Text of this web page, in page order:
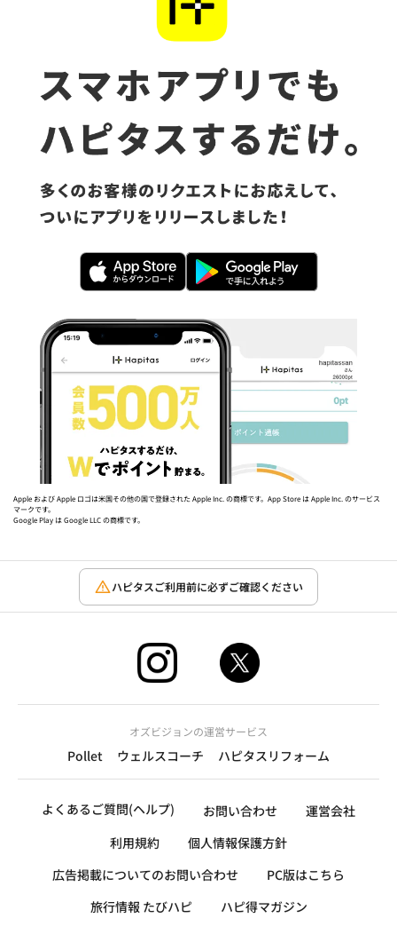
Apple および Apple ロゴは米国その他の国で登録された Apple Inc. の商標です。App Store は Apple Inc. のサービス
マークです。
Google Play は Google LLC の商標です。
ハピタスご利用前に必ずご確認ください
オズビジョンの運営サービス
Pollet ウェルスコーチ ハピタスリフォーム
よくあるご質問(ヘルプ) お問い合わせ
運営会社
利用規約
個人情報保護方針
広告掲載についてのお問い合わせ
PC版はこちら
旅行情報 たびハピ
ハピ得マガジン